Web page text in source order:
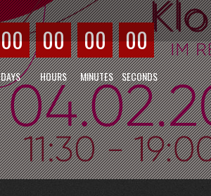
00 00 00 00
DAYS HOURS MINUTES SECONDS